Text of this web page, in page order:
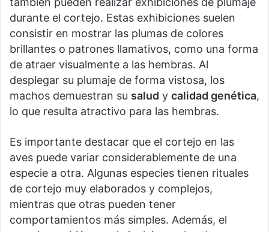
durante el cortejo. Estas exhibiciones suelen
consistir en mostrar las plumas de colores
brillantes o patrones llamativos, como una forma
de atraer visualmente a las hembras. Al
desplegar su plumaje de forma vistosa, los
machos demuestran su salud y calidad genética,
lo que resulta atractivo para las hembras.
Es importante destacar que el cortejo en las
aves puede variar considerablemente de una
especie a otra. Algunas especies tienen rituales
de cortejo muy elaborados y complejos,
mientras que otras pueden tener
comportamientos más simples. Además, el